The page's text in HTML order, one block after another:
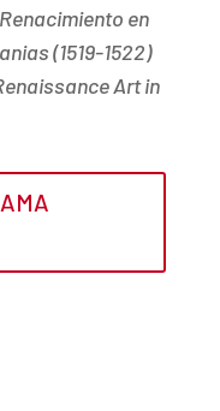
en
(1519-1522)
Art in